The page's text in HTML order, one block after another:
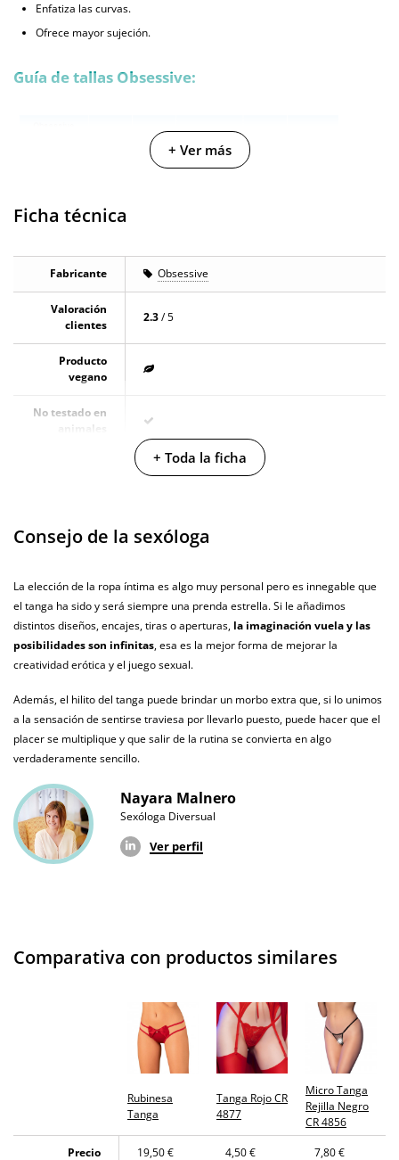
Enfatiza las curvas.
Ofrece mayor sujeción.
Guía de tallas Obsessive:
+ Ver más
Ficha técnica
Fabricante Obsessive
Valoración
clientes
2.3/ 5
Producto
vegano
No testado en
animales
Paquete discreto y sin distintivos
Producto
original
¿Cuándo lo
recibo?
El martes 11 de agosto (fecha estimada)
+ Toda la ficha
Consejo de la sexóloga
La elección de la ropa íntima es algo muy personal pero es innegable que
el tanga ha sido y será siempre una prenda estrella. Si le añadimos
distintos diseños, encajes, tiras o aperturas, la imaginación vuela y las
posibilidades son infinitas, esa es la mejor forma de mejorar la
creatividad erótica y el juego sexual.
Además, el hilito del tanga puede brindar un morbo extra que, si lo unimos
a la sensación de sentirse traviesa por llevarlo puesto, puede hacer que el
placer se multiplique y que salir de la rutina se convierta en algo
verdaderamente sencillo.
Nayara Malnero
Sexóloga Diversual
Ver perfil
Comparativa con productos similares
Rubinesa
Tanga
Tanga Rojo CR
4877
Micro Tanga
Rejilla Negro
CR 4856
Precio
19,50 € 4,50 € 7,80 €